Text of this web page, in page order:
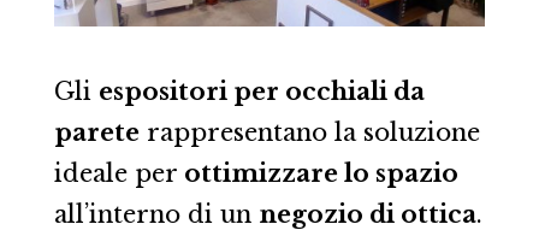
Gli espositori per occhiali da
pareterappresentano la soluzione
ideale per ottimizzare lo spazio
all’interno di un negozio di ottica.